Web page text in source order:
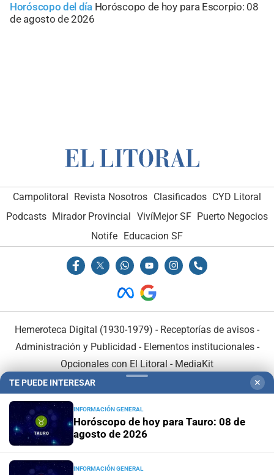
Horóscopo del día Horóscopo de hoy para Escorpio: 08
de agosto de 2026
Campolitoral Revista Nosotros Clasificados CYD Litoral
Podcasts Mirador Provincial VivíMejor SF Puerto Negocios
Notife Educacion SF
Hemeroteca Digital (1930-1979) - Receptorías de avisos -
Administración y Publicidad - Elementos institucionales-
Opcionales con El Litoral - MediaKit
TE PUEDE INTERESAR ✕
INFORMACIÓN GENERAL
Horóscopo de hoy para Tauro: 08 de
agosto de 2026
INFORMACIÓN GENERAL